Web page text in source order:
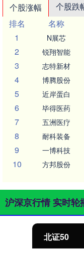
个股涨幅 个股跌
排名
名称
1
N展芯
2 锐翔智能
3 志特新材
4 博腾股份
5 近岸蛋白
6 毕得医药
7 五洲医疗
8 耐科装备
9 一博科技
10 方邦股份
沪深京行情 实时轮
北证50